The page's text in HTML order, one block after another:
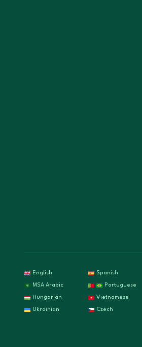
English Spanish
MSA Arabic Portuguese
Hungarian Vietnamese
Ukrainian Czech